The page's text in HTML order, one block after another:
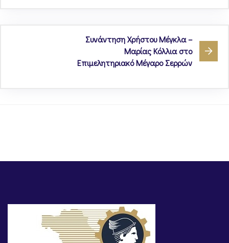
Συνάντηση Χρήστου Μέγκλα –
Μαρίας Κόλλια στο
Επιμελητηριακό Μέγαρο Σερρών